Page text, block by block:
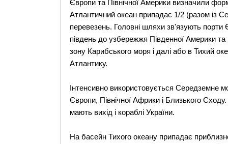
Європи та Північної Америки визначили
Атлантичний океан припадає 1/2 (разом із
перевезень. Головні шляхи зв'язують порти
південь до узбережжя Південної Америки
зону Карибського моря і далі або в Тихий
Атлантику.
Інтенсивно використовується Середземне
Європи, Північної Африки і Близького
мають вихід і кораблі України.
На басейн Тихого океану припадає